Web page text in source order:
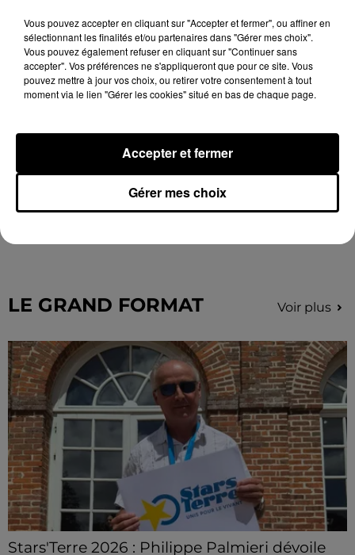
« chômage technique pour neuf personnes » après le
LE GRAND FORMAT Voir plus
Stars'Terre 2026 : Philippe Palmieri dévoile
Vous pouvez accepter en cliquant sur "Accepter et fermer", ou affiner en
sélectionnant les finalités et/ou partenaires dans "Gérer mes choix".
Vous pouvez également refuser en cliquant sur "Continuer sans
accepter". Vos préférences ne s'appliqueront que pour ce site. Vous
pouvez mettre à jour vos choix, ou retirer votre consentement à tout
moment via le lien "Gérer les cookies" situé en bas de chaque page.
Gérer mes choix
Accepter et fermer